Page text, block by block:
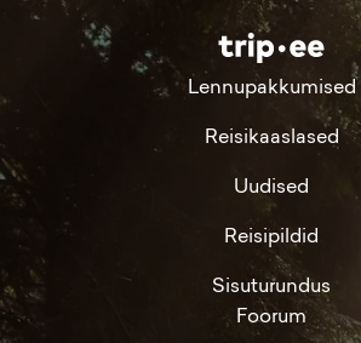
Lennupakkumised
Reisikaaslased
Uudised
Reisipildid
Sisuturundus
Foorum